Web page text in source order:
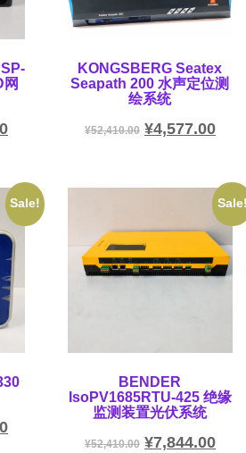
KONGSBERG Seatex
Seapath 200 水声定位测
绘系统
¥52,410.00 ¥4,577.00
Sale!
BENDER
IsoPV1685RTU-425 绝缘
监测装置光伏系统
¥52,410.00 ¥7,844.00